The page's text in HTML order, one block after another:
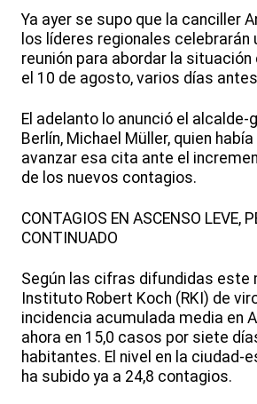
Ya ayer se supo que la canciller
los líderes regionales celebrarán
reunión para abordar la situación
el 10 de agosto, varios días
El adelanto lo anunció el alcalde-
Berlín, Michael Müller, quien
avanzar esa cita ante el
de los nuevos contagios.
CONTAGIOS EN ASCENSO LEVE,
CONTINUADO
Según las cifras difundidas este
Instituto Robert Koch (RKI) de
incidencia acumulada media en
ahora en 15,0 casos por siete
habitantes. El nivel en la ciudad-
ha subido ya a 24,8 contagios.